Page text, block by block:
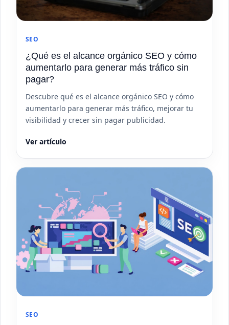
SEO
¿Qué es el alcance orgánico SEO y cómo
aumentarlo para generar más tráfico sin
pagar?
Descubre qué es el alcance orgánico SEO y cómo
aumentarlo para generar más tráfico, mejorar tu
visibilidad y crecer sin pagar publicidad.
Ver artículo
SEO